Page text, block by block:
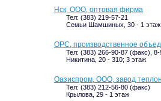
Нск, ООО, оптовая фирма
Тел: (383) 219-57-21
Семьи Шамшиных, 30 - 1 этаж
ОРС, производственное
Тел: (383) 266-90-87 (факс),
Никитина, 20 - 310; 3 этаж
Оазиспром, ООО, завод
Тел: (383) 212-56-80 (факс)
Крылова, 29 - 1 этаж